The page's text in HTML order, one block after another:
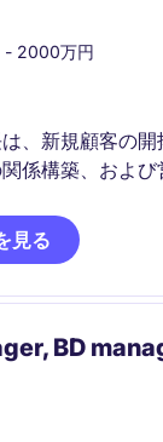
- 2000万円
、新規顧客の開
係構築、およ
ータ）を担いま
見る
BD